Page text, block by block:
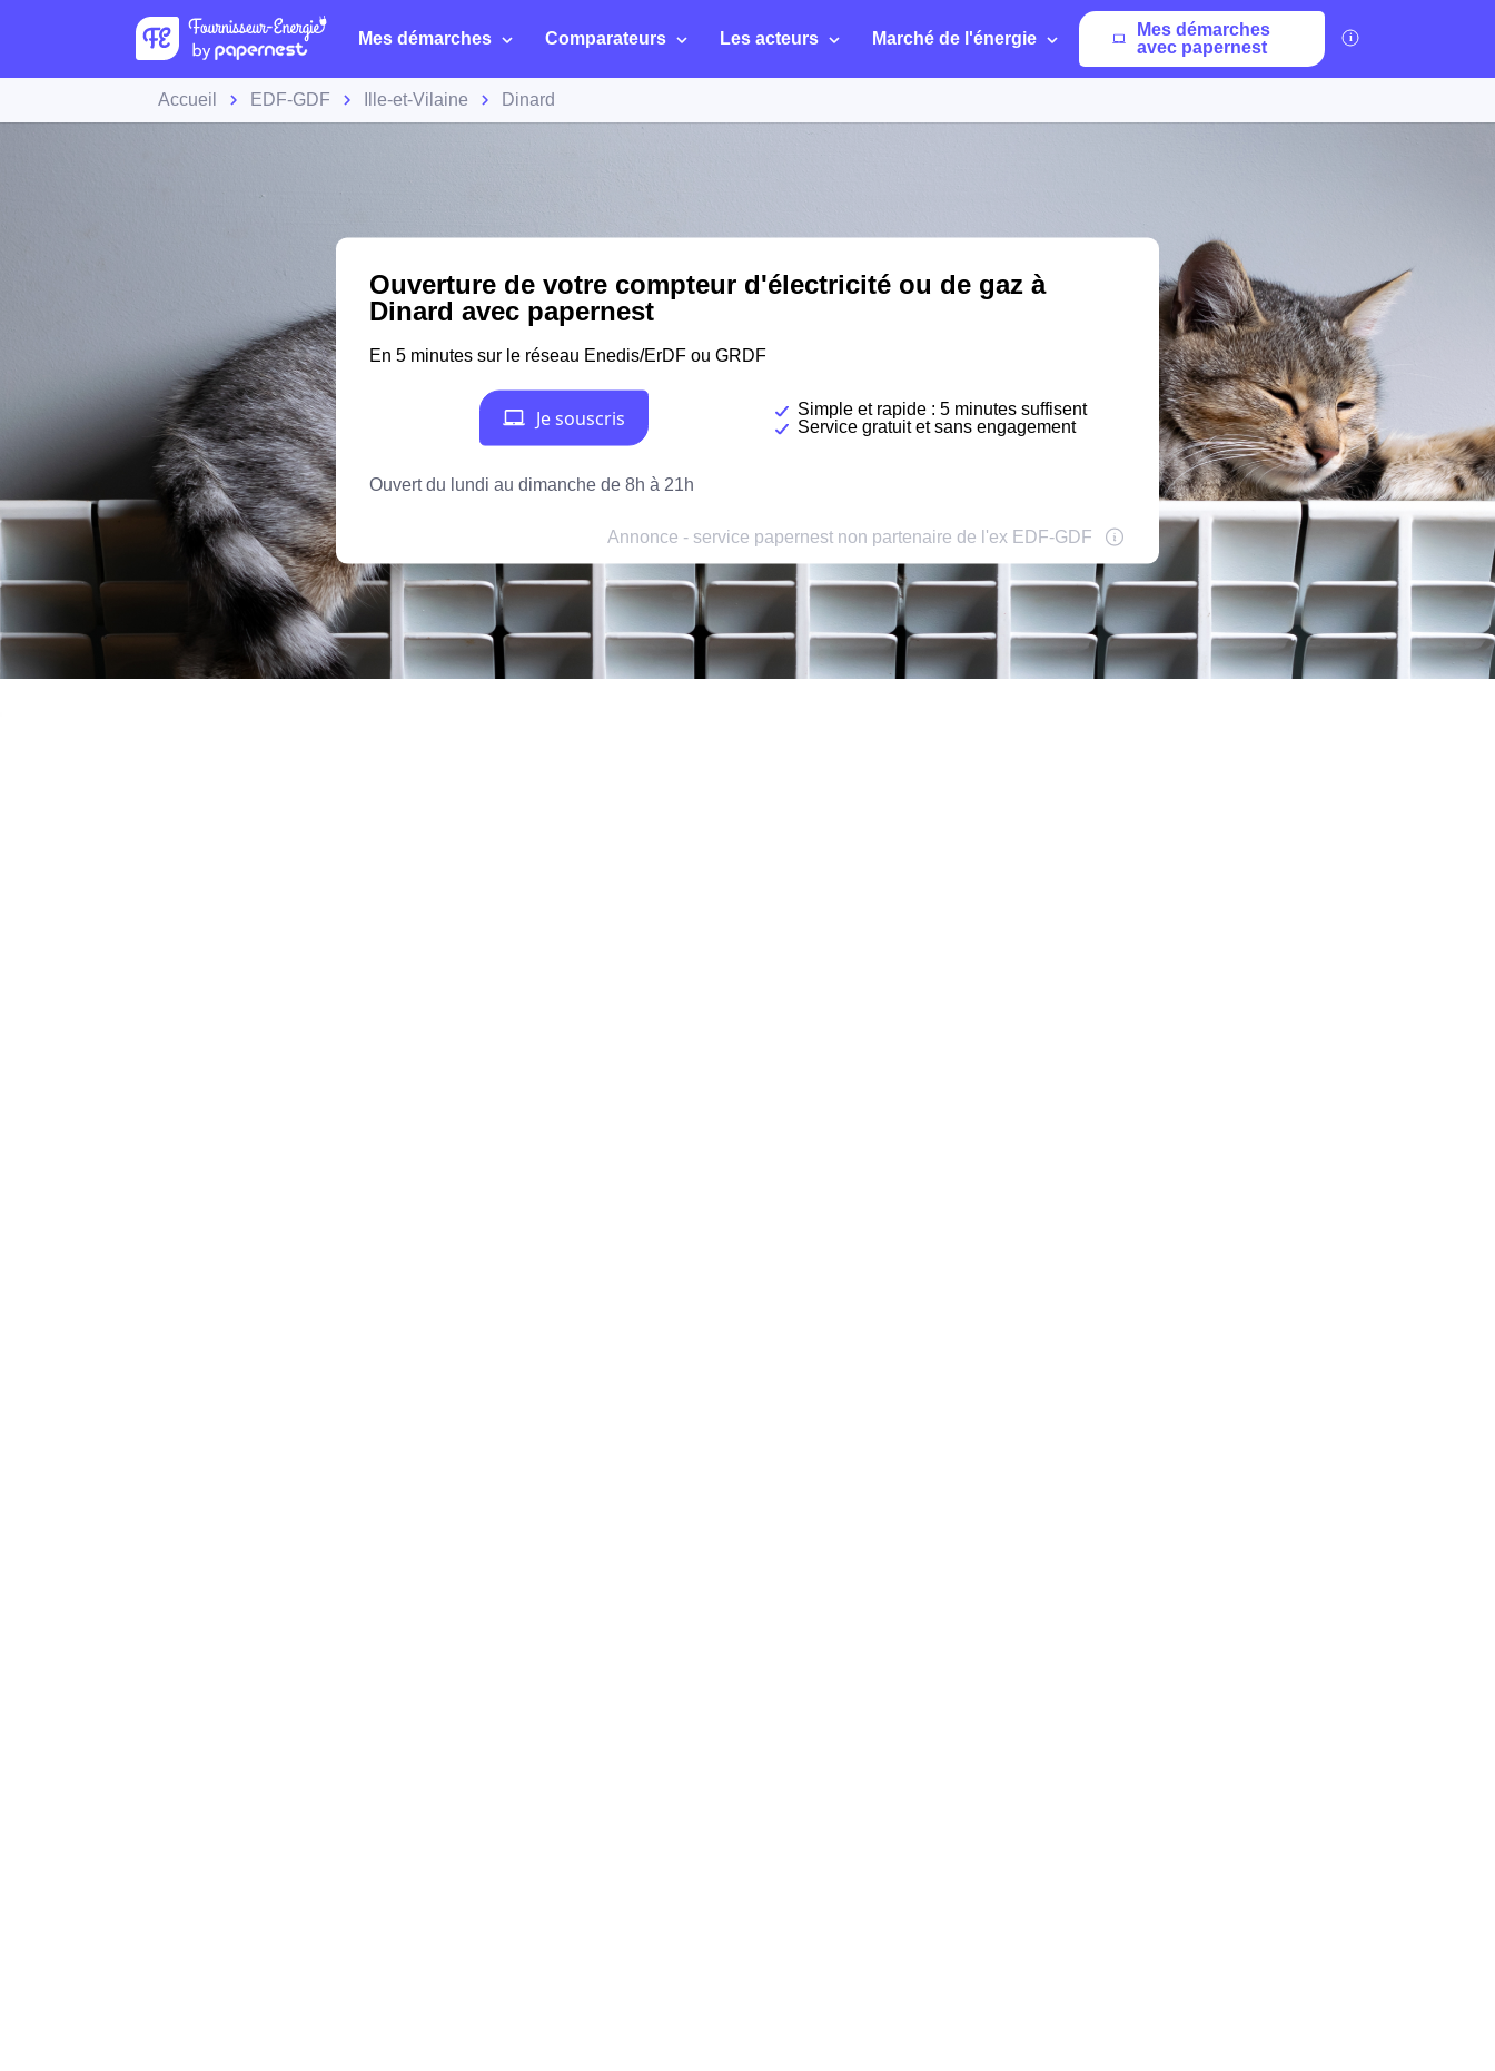
Mes démarches Comparateurs Les acteurs Marché de l'énergie
Mes démarches
avec papernest
Accueil EDF-GDF Ille-et-Vilaine Dinard